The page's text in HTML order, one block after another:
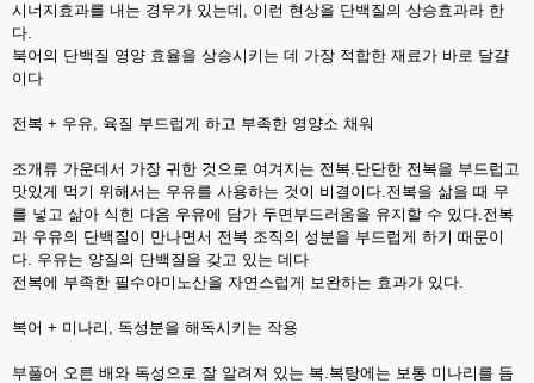
시너지효과를 내는 경우가 있는데, 이런 현상을 단백질의 상승효과라 한
다.
북어의 단백질 영양 효율을 상승시키는 데 가장 적합한 재료가 바로 달걀
이다
전복 + 우유, 육질 부드럽게 하고 부족한 영양소 채워
조개류 가운데서 가장 귀한 것으로 여겨지는 전복.단단한 전복을 부드럽고
맛있게 먹기 위해서는 우유를 사용하는 것이 비결이다.전복을 삶을 때 무
를 넣고 삶아 식힌 다음 우유에 담가 두면부드러움을 유지할 수 있다.전복
과 우유의 단백질이 만나면서 전복 조직의 성분을 부드럽게 하기 때문이
다. 우유는 양질의 단백질을 갖고 있는 데다
전복에 부족한 필수아미노산을 자연스럽게 보완하는 효과가 있다.
복어 + 미나리, 독성분을 해독시키는 작용
부풀어 오른 배와 독성으로 잘 알려져 있는 복.복탕에는 보통 미나리를 듬